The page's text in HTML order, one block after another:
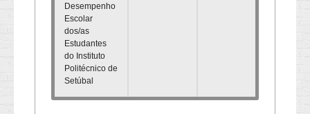
Desempenho
Escolar
dos/as
Estudantes
do Instituto
Politécnico de
Setúbal